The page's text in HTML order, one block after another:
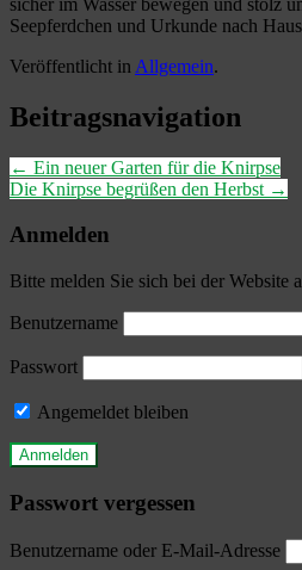
Seepferdchen und Urkunde nach
Veröffentlicht in Allgemein.
Beitragsnavigation
← Ein neuer Garten für die Knirpse
Die Knirpse begrüßen den Herbst →
Anmelden
Bitte melden Sie sich bei der Website
Benutzername
Passwort
Angemeldet bleiben
Passwort vergessen
Benutzername oder E-Mail-Adresse